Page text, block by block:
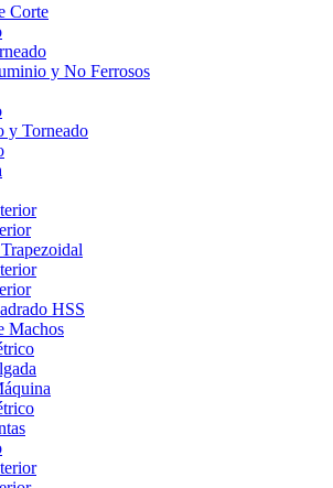
Corte
y No Ferrosos
y Torneado
HSS
Machos